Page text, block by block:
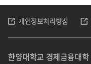
개인정보처리방침
한양대학교 경제금융대학